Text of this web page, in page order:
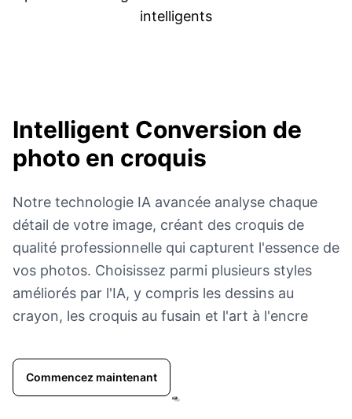
intelligents
Intelligent Conversion de
photo en croquis
Notre technologie IA avancée analyse chaque
détail de votre image, créant des croquis de
qualité professionnelle qui capturent l'essence de
vos photos. Choisissez parmi plusieurs styles
améliorés par l'IA, y compris les dessins au
crayon, les croquis au fusain et l'art à l'encre
Commencez maintenant